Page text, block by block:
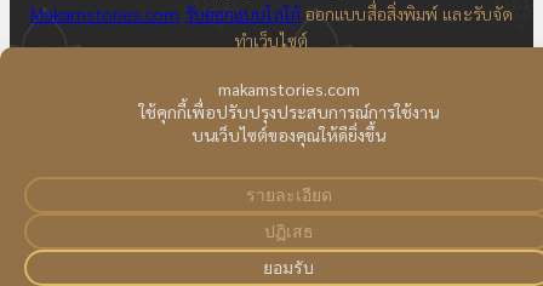
Makamstories.com รับออกแบบโลโก้ออกแบบสื่อสิ่งพิมพ์ และรับจัด
ทำเว็บไซต์